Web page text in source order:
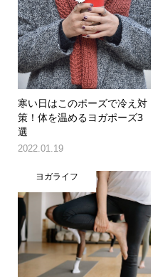
寒い日はこのポーズで冷え対
策！体を温めるヨガポーズ3
選
2022.01.19
ヨガライフ